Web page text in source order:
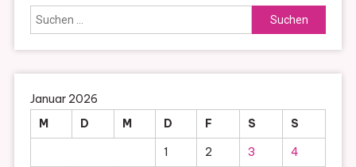
Suchen
nach:
Januar 2026
M
D M D F S
S
1
2 3
4